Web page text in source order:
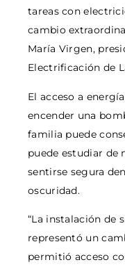
tareas con
cambio
María Virgen,
Electrificación de
El acceso a
encender una
familia puede
puede estudiar de
sentirse segura
oscuridad.
“La instalación de
representó un
permitió acceso